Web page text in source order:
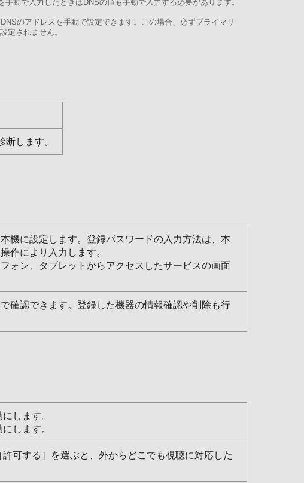
動で入力したときはDNSの値も手動で入力する必要があります。
のアドレスを手動で設定できます。この場合、必ずプライマリ
定されません。
します。
機に設定します。登録パスワードの入力方法は、本
作により入力します。
ォン、タブレットからアクセスしたサービスの画面
確認できます。登録した機器の情報確認や削除も行
します。
します。
許可する］を選ぶと、外からどこでも視聴に対応した